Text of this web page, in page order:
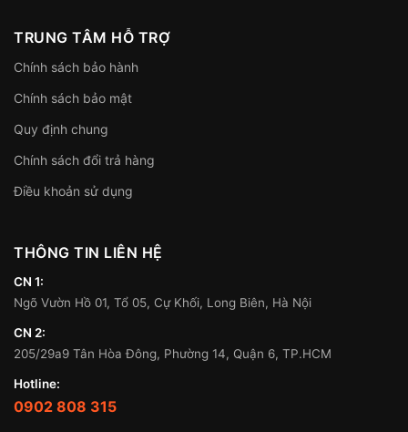
TRUNG TÂM HỖ TRỢ
Chính sách bảo hành
Chính sách bảo mật
Quy định chung
Chính sách đổi trả hàng
Điều khoản sử dụng
THÔNG TIN LIÊN HỆ
CN 1:
Ngõ Vườn Hồ 01, Tổ 05, Cự Khối, Long Biên, Hà Nội
CN 2:
205/29a9 Tân Hòa Đông, Phường 14, Quận 6, TP.HCM
Hotline:
0902 808 315